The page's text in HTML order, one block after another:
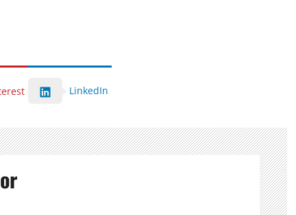
LinkedIn